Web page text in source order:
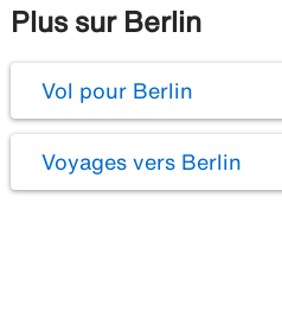
Plus sur Berlin
Vol pour Berlin
Voyages vers Berlin